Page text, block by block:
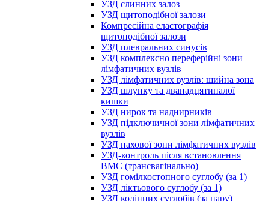
УЗД слинних залоз
УЗД щитоподібної залози
Компресійна еластографія
щитоподібної залози
УЗД плевральних синусів
УЗД комплексно переферійні зони
лімфатичних вузлів
УЗД лімфатичних вузлів: шийна зона
УЗД шлунку та дванадцятипалої
кишки
УЗД нирок та наднирників
УЗД підключичної зони лімфатичних
вузлів
УЗД пахової зони лімфатичних вузлів
УЗД-контроль після встановлення
ВМС (трансвагінально)
УЗД гомілкостопного суглобу (за 1)
УЗД ліктьового суглобу (за 1)
УЗД колінних суглобів (за пару)